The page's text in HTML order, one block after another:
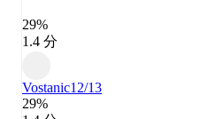
29%
1.4 分
Vostanic12/13
29%